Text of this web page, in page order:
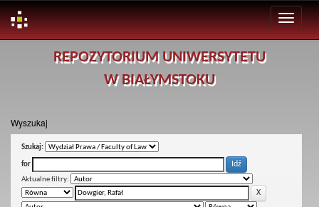
REPOZYTORIUM UNIWERSYTETU
W BIAŁYMSTOKU
Wyszukaj
Szukaj:
for
Aktualne filtry: